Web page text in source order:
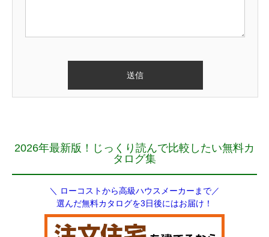
2026年最新版！じっくり読んで比較したい無料カ
タログ集
＼ ローコストから高級ハウスメーカーまで／
選んだ無料カタログを3日後にはお届け！